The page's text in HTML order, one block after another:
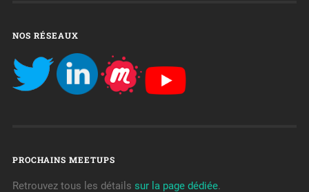
NOS RÉSEAUX
PROCHAINS MEETUPS
Retrouvez tous les détails sur la page dédiée.